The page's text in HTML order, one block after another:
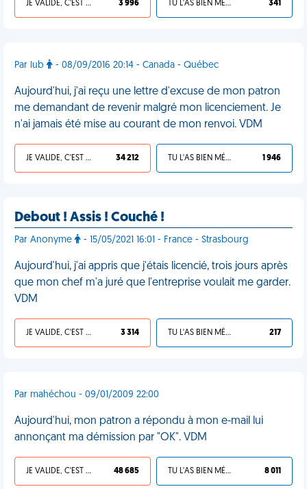
JE VALIDE, C'EST UNE VDM 3 996 TU L'AS BIEN MÉRITÉ 341
Par lub - 08/09/2016 20:14 - Canada - Québec
Aujourd'hui, j'ai reçu une lettre d'excuse de mon patron
me demandant de revenir malgré mon licenciement. Je
n'ai jamais été mise au courant de mon renvoi. VDM
JE VALIDE, C'EST UNE VDM 34 212 TU L'AS BIEN MÉRITÉ 1 946
Debout ! Assis ! Couché !
Par Anonyme - 15/05/2021 16:01 - France - Strasbourg
Aujourd'hui, j'ai appris que j'étais licencié, trois jours après
que mon chef m'a juré que l'entreprise voulait me garder.
VDM
JE VALIDE, C'EST UNE VDM 3 314 TU L'AS BIEN MÉRITÉ 217
Par mahéchou - 09/01/2009 22:00
Aujourd'hui, mon patron a répondu à mon e-mail lui
annonçant ma démission par "OK". VDM
JE VALIDE, C'EST UNE VDM 48 685 TU L'AS BIEN MÉRITÉ 8 011